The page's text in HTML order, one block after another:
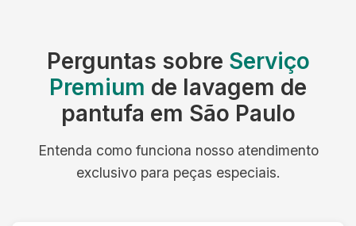
Perguntas sobre Serviço
Premium de lavagem de
pantufa em São Paulo
Entenda como funciona nosso atendimento
exclusivo para peças especiais.